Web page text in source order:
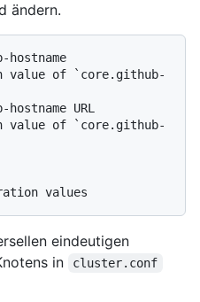
ändern.
value of `core.github-
URL
value of `core.github-
values
eindeutigen
in
cluster.conf